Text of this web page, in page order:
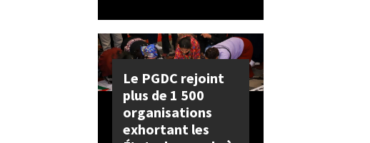
Le PGDC rejoint
plus de 1 500
organisations
exhortant les